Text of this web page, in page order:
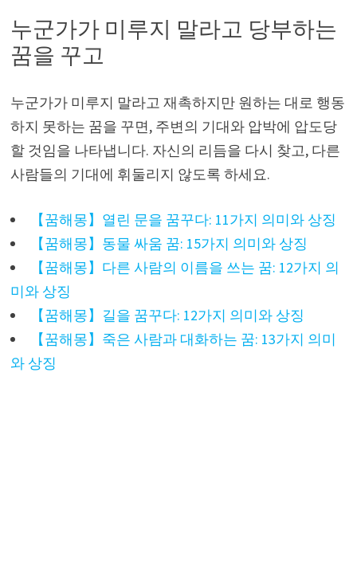
누군가가 미루지 말라고 당부하는
꿈을 꾸고
누군가가 미루지 말라고 재촉하지만 원하는 대로 행동
하지 못하는 꿈을 꾸면, 주변의 기대와 압박에 압도당
할 것임을 나타냅니다. 자신의 리듬을 다시 찾고, 다른
사람들의 기대에 휘둘리지 않도록 하세요.
【꿈해몽】열린 문을 꿈꾸다: 11가지 의미와 상징
【꿈해몽】동물 싸움 꿈: 15가지 의미와 상징
【꿈해몽】다른 사람의 이름을 쓰는 꿈: 12가지 의
미와 상징
【꿈해몽】길을 꿈꾸다: 12가지 의미와 상징
【꿈해몽】죽은 사람과 대화하는 꿈: 13가지 의미
와 상징